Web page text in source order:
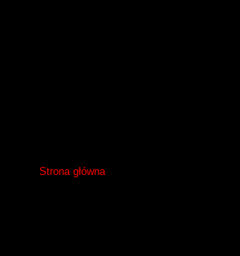
Strona główna